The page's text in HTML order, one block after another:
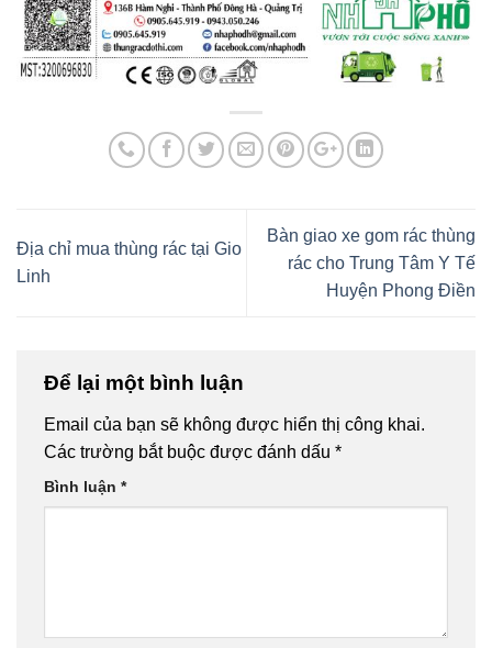
Địa chỉ mua thùng rác tại Gio
Linh
Bàn giao xe gom rác thùng
rác cho Trung Tâm Y Tế
Huyện Phong Điền
Để lại một bình luận
Email của bạn sẽ không được hiển thị công khai.
Các trường bắt buộc được đánh dấu *
Bình luận *